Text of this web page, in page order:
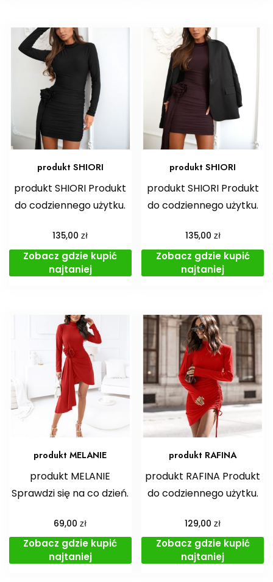
produkt SHIORI
produkt SHIORI Produkt
do codziennego użytku.
135,00zł
Zobacz gdzie kupić
najtaniej
produkt SHIORI
produkt SHIORI Produkt
do codziennego użytku.
135,00 zł
Zobacz gdzie kupić
najtaniej
produkt MELANIE
produkt MELANIE
Sprawdzi się na co dzień.
69,00zł
Zobacz gdzie kupić
najtaniej
produkt RAFINA
produkt RAFINA Produkt
do codziennego użytku.
129,00zł
Zobacz gdzie kupić
najtaniej